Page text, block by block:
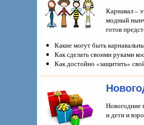
Карнавал –
модный
готов
Какие могут быть
Как сделать своими руками
Как достойно «защитить»
Новогодние
и дети и